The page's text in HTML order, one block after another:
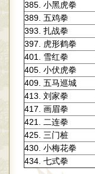
385. 小黑虎拳
389. 五鸡拳
393. 扎战拳
397.
虎形鹤拳
401. 雪红拳
405. 小伏虎拳
409. 五马巡城
413. 刘家拳
417. 画眉拳
421. 二连拳
425. 三门桩
430. 小梅花拳
434. 七式拳